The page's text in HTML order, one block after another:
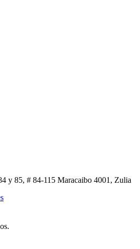
y 85, # 84-115 Maracaibo 4001, Zulia